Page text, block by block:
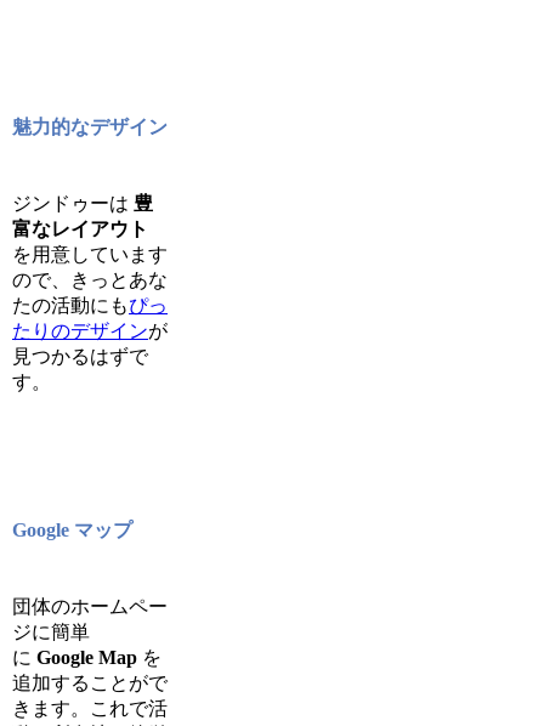
魅力的なデザイン
ジンドゥーは 豊
富なレイアウト
を用意しています
ので、きっとあな
たの活動にもぴっ
たりのデザインが
見つかるはずで
す。
Google マップ
団体のホームペー
ジに簡単
に Google Map を
追加することがで
きます。これで活